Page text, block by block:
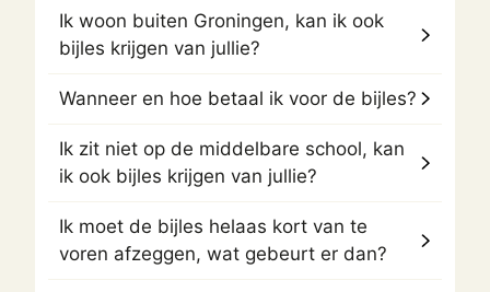
Ik woon buiten Groningen, kan ik ook
bijles krijgen van jullie?
Wanneer en hoe betaal ik voor de bijles?
Ik zit niet op de middelbare school, kan
ik ook bijles krijgen van jullie?
Ik moet de bijles helaas kort van te
voren afzeggen, wat gebeurt er dan?